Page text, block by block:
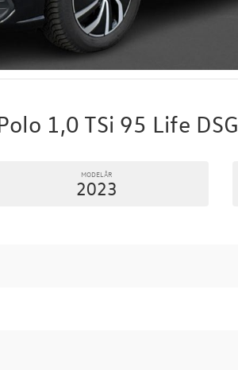
1,0 TSi 95 Life DSG
MODELÅR
2023